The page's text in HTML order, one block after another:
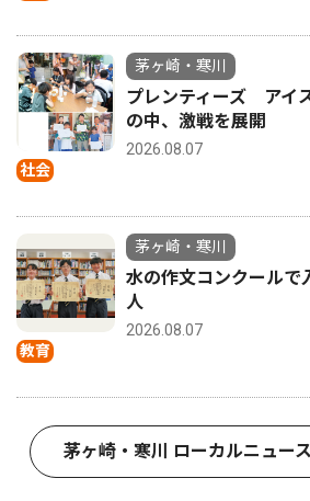
社会
茅ヶ崎・寒川
プレンティーズ アイ
の中、激戦を展開
2026.08.07
教育
茅ヶ崎・寒川
水の作文コンクール
人
2026.08.07
茅ヶ崎・寒川 ローカルニュー